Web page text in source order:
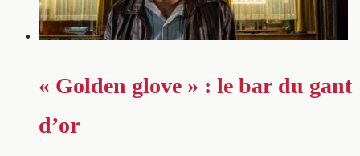
« Golden glove » : le bar du gant
d’or